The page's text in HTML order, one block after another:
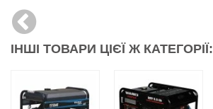
ІНШІ ТОВАРИ ЦІЄЇ Ж КАТЕГОРІЇ: